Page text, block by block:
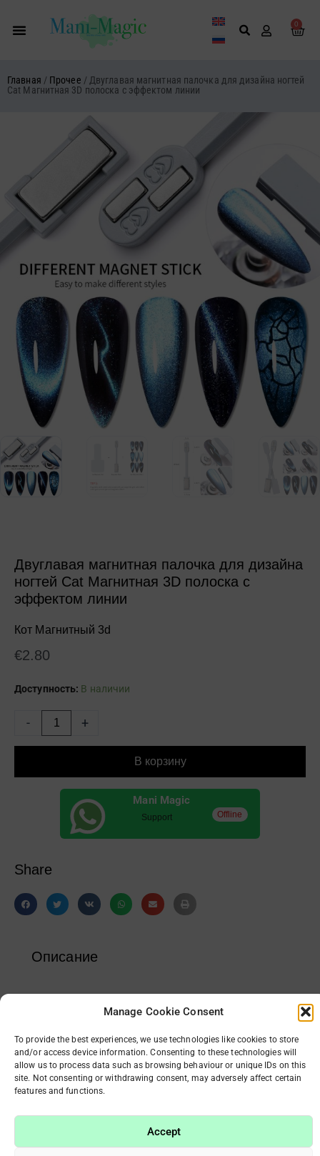
Manage Cookie Consent
To provide the best experiences, we use technologies like cookies to store
and/or access device information. Consenting to these technologies will
allow us to process data such as browsing behaviour or unique IDs on this
site. Not consenting or withdrawing consent, may adversely affect certain
features and functions.
Accept
содержимому
0
Главная / Прочее / Двуглавая магнитная палочка для дизайна ногтей
Cat Магнитная 3D полоска с эффектом линии
Двуглавая магнитная палочка для дизайна
ногтей Cat Магнитная 3D полоска с
эффектом линии
Кот Магнитный 3d
€2.80
Доступность: В наличии
-
Количество
Двуглавая
палочка
эффектом
+
В корзину
Mani Magic
Offline
Support
Share
Описание
Стиль: как на картинке
Узор: двуглавый
Упаковка:
1 шт.